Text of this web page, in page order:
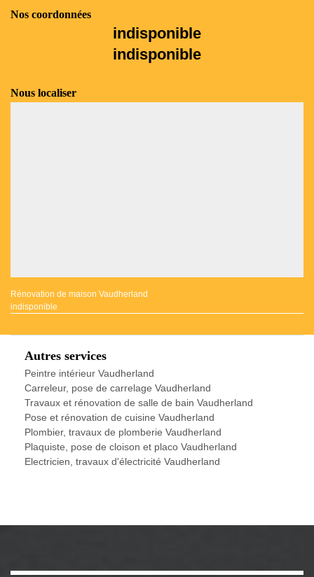
Nos coordonnées
indisponible
indisponible
Nous localiser
Rénovation de maison Vaudherland
indisponible
Autres services
Peintre intérieur Vaudherland
Carreleur, pose de carrelage Vaudherland
Travaux et rénovation de salle de bain Vaudherland
Pose et rénovation de cuisine Vaudherland
Plombier, travaux de plomberie Vaudherland
Plaquiste, pose de cloison et placo Vaudherland
Electricien, travaux d'électricité Vaudherland